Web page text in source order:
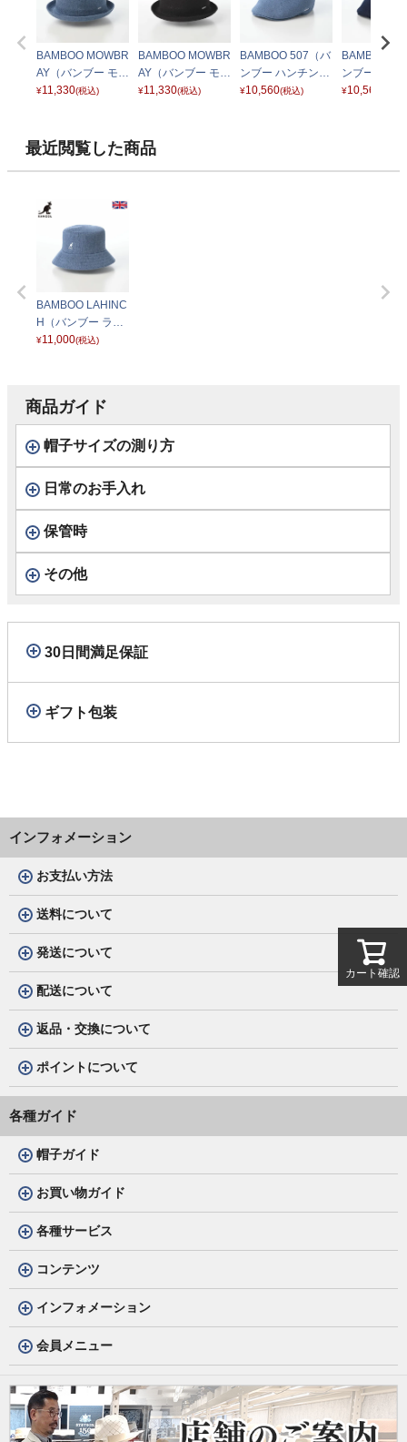
BAMBOO MOWBR
AY（バンブー モウ
ブレイ） デニムブ
¥11,330(税込)
BAMBOO MOWBR
AY（バンブー モウ
ブレイ） ブラック
¥11,330(税込)
BAMBOO 507（バ
ンブー ハンチン
グ） デニムブルー
¥10,560(税込)
BAMBOO
ンブー ハン
グ） ダーク
¥10,560
最近閲覧した商品
BAMBOO LAHINC
H（バンブー ラヒ
ンチ） デニムブル
¥11,000(税込)
商品ガイド
帽子サイズの測り方
日常のお手入れ
保管時
その他
30日間満足保証
ギフト包装
インフォメーション
お支払い方法
送料について
発送について
配送について
返品・交換について
ポイントについて
各種ガイド
帽子ガイド
お買い物ガイド
各種サービス
コンテンツ
インフォメーション
会員メニュー
カート確認